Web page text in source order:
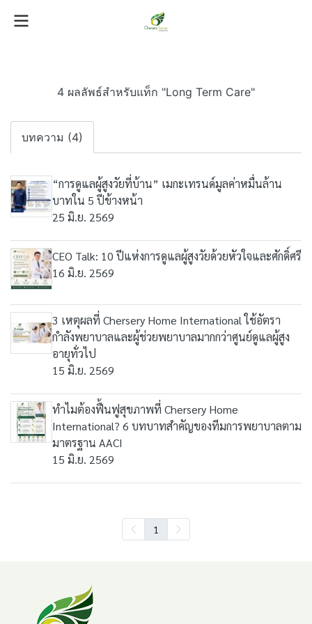
4 ผลลัพธ์สำหรับแท็ก "Long Term Care"
บทความ (4)
“การดูแลผู้สูงวัยที่บ้าน” เมกะเทรนด์มูลค่าหมื่นล้าน
บาทใน 5 ปีข้างหน้า
25 มิ.ย. 2569
CEO Talk: 10 ปีแห่งการดูแลผู้สูงวัยด้วยหัวใจและศักดิ์ศรี
16 มิ.ย. 2569
3 เหตุผลที่ Chersery Home International ใช้อัตรา
กำลังพยาบาลและผู้ช่วยพยาบาลมากกว่าศูนย์ดูแลผู้สูง
อายุทั่วไป
15 มิ.ย. 2569
ทำไมต้องฟื้นฟูสุขภาพที่ Chersery Home
International? 6 บทบาทสำคัญของทีมการพยาบาลตาม
มาตรฐาน AACI
15 มิ.ย. 2569
1